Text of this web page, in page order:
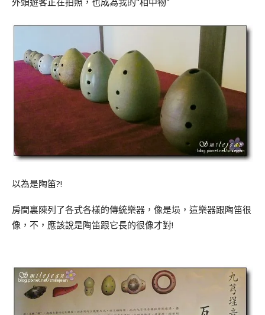
以為是陶笛?!
房間裏陳列了各式各樣的傳統樂器，像是埙，這樂器跟陶笛很
像，不，應該說是陶笛跟它長的很像才對!